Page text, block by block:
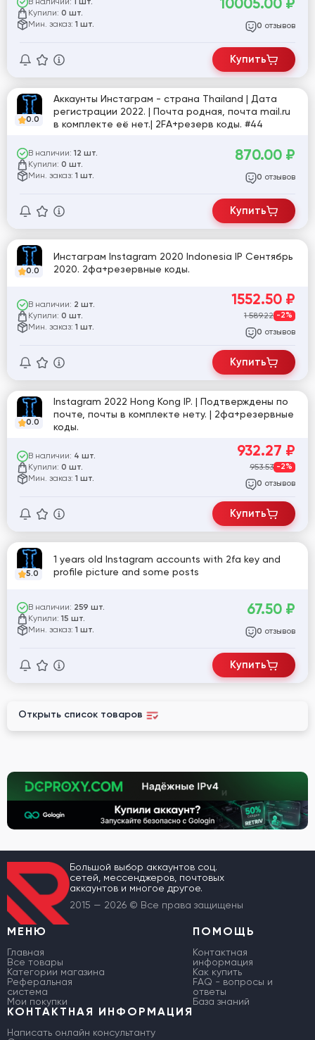
1 шт.
Купили: 0 шт.
Мин. заказ: 1 шт.
10005.00 ₽
0 отзывов
Купить
0.0
Аккаунты Инстаграм - страна Thailand | Дата
регистрации 2022. | Почта родная, почта mail.ru
в комплекте её нет.| 2FA+резерв коды. #44
В наличии: 12 шт.
Купили: 0 шт.
Мин. заказ: 1 шт.
870.00 ₽
0 отзывов
Купить
0.0
Инстаграм Instagram 2020 Indonesia IP Сентябрь
2020. 2фа+резервные коды.
В наличии: 2 шт.
Купили: 0 шт.
Мин. заказ: 1 шт.
1552.50 ₽
1 589.22 -2%
0 отзывов
Купить
0.0
Instagram 2022 Hong Kong IP. | Подтверждены по
почте, почты в комплекте нету. | 2фа+резервные
коды.
В наличии: 4 шт.
Купили: 0 шт.
Мин. заказ: 1 шт.
932.27 ₽
953.53 -2%
0 отзывов
Купить
5.0
1 years old Instagram accounts with 2fa key and
profile picture and some posts
В наличии: 259 шт.
Купили: 15 шт.
Мин. заказ: 1 шт.
67.50 ₽
0 отзывов
Купить
Открыть список товаров
Большой выбор аккаунтов соц.
сетей, мессенджеров, почтовых
аккаунтов и многое другое.
2015 — 2026 © Все права защищены
МЕНЮ
Главная
Все товары
Категории магазина
Реферальная
система
Мои покупки
ПОМОЩЬ
Контактная
информация
Как купить
FAQ - вопросы и
ответы
База знаний
КОНТАКТНАЯ ИНФОРМАЦИЯ
Написать онлайн консультанту